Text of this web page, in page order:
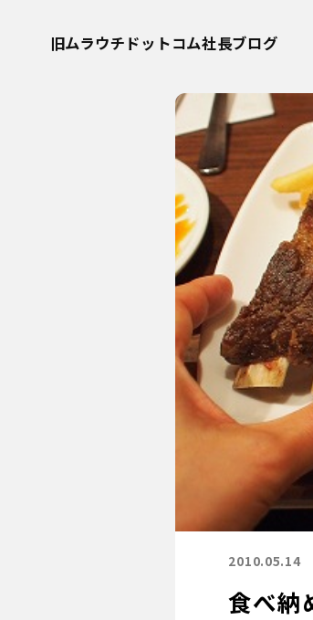
旧ムラウチドットコム社長ブログ
2010.05.14
食べ納